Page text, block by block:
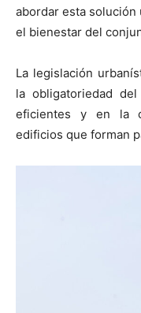
abordar esta
el bienestar del
La legislación
la obligatoriedad
eficientes y en la
edificios que forman